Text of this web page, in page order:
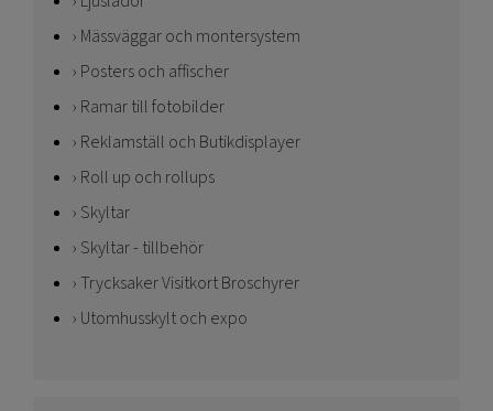
Mässväggar och montersystem
Posters och affischer
Ramar till fotobilder
Reklamställ och Butikdisplayer
Roll up och rollups
Skyltar
Skyltar - tillbehör
Trycksaker Visitkort Broschyrer
Utomhusskylt och expo